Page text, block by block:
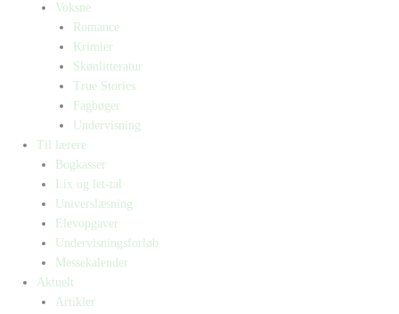
Voksne
Romance
Krimier
Skønlitteratur
True Stories
Fagbøger
Undervisning
Til lærere
Bogkasser
Lix og let-tal
Universlæsning
Elevopgaver
Undervisningsforløb
Messekalender
Aktuelt
Artikler